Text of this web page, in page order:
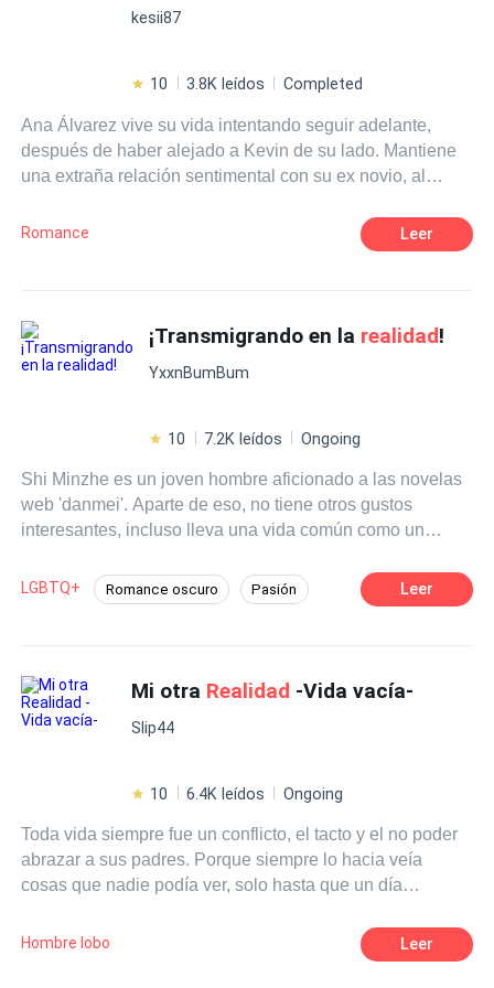
kesii87
10 3.8K leídos Completed
Ana Álvarez vive su vida intentando seguir adelante,
después de haber alejado a Kevin de su lado. Mantiene
una extraña relación sentimental con su ex novio, al
que sus piernas tiemblen. Será difícil para ella no caer en
la tentación de un Dios semental como su ex compañero,
Romance Leer
¡Transmigrando en la realidad!
YxxnBumBum
10 7.2K leídos Ongoing
Shi Minzhe es un joven hombre aficionado a las novelas
web 'danmei'. Aparte de eso, no tiene otros gustos
interesantes, incluso lleva una vida común como un
cuando un día despierte y descubra que el personaje de
su libro favorito está durmiendo a su lado? Es más, ¿por
LGBTQ+ Romance oscuro Pasión
Relación Retorcida
Leer
Mi otra Realidad -Vida vacía-
Slip44
10 6.4K leídos Ongoing
Toda vida siempre fue un conflicto, el tacto y el no poder
abrazar a sus padres. Porque siempre lo hacia veía
cosas que nadie podía ver, solo hasta que un día
adolescente que pasa por lo mismo y descubre su otra
Hombre lobo Leer